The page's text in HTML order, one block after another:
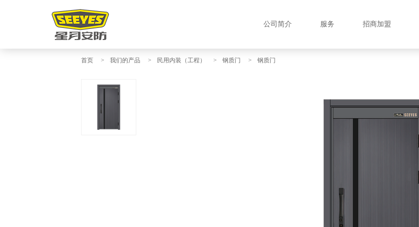
公司简介 服务 招商加盟
首页 > 我们的产品 > 民用内装（工程） > 钢质门 > 钢质门